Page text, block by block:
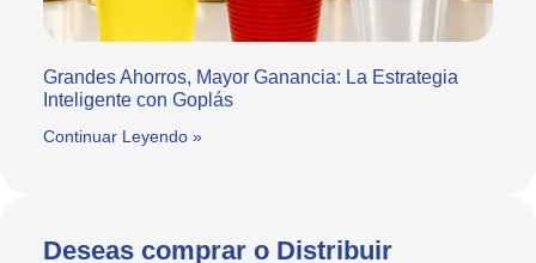
Grandes Ahorros, Mayor Ganancia: La Estrategia
Inteligente con Goplás
Continuar Leyendo »
Deseas comprar o Distribuir